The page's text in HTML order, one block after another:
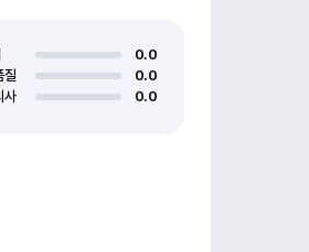
0.0
질
0.0
사
0.0